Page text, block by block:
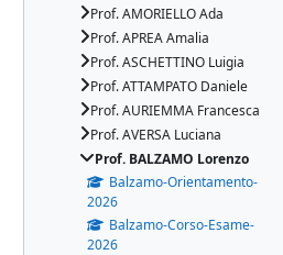
Prof. AMORIELLO Ada
Prof. APREA Amalia
Prof. ASCHETTINO Luigia
Prof. ATTAMPATO Daniele
Prof. AURIEMMA Francesca
Prof. AVERSA Luciana
Prof. BALZAMO Lorenzo
Balzamo-Orientamento-
2026
Balzamo-Corso-Esame-
2026